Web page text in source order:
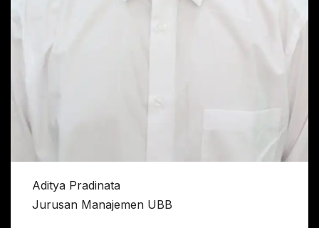
Aditya Pradinata
Jurusan Manajemen UBB